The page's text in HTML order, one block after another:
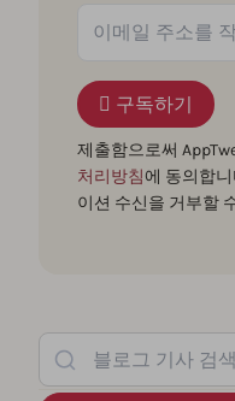
구독하기
제출함으로써
처리방침에 동의합
이션 수신을 거부할
블로그 기사 검색